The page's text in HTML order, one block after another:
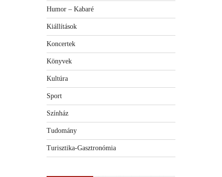
Humor – Kabaré
Kiállítások
Koncertek
Könyvek
Kultúra
Sport
Színház
Tudomány
Turisztika-Gasztronómia